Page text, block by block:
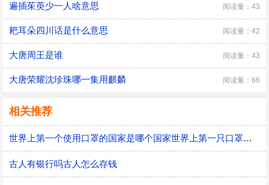
遍插茱萸少一人啥意思 阅读量：43
耙耳朵四川话是什么意思 阅读量：42
大唐周王是谁 阅读量：43
大唐荣耀沈珍珠哪一集用麒麟 阅读量：66
相关推荐
世界上第一个使用口罩的国家是哪个国家世界上第一只口罩是谁发明的
古人有银行吗古人怎么存钱